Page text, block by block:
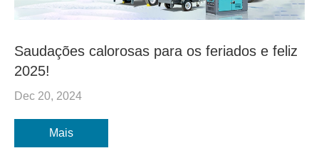
Saudações calorosas para os feriados e feliz
2025!
Dec 20, 2024
Mais